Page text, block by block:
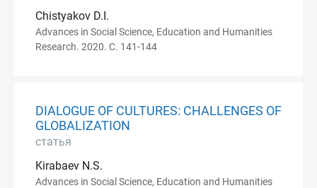
Chistyakov D.I.
Advances in Social Science, Education and Humanities
Research. 2020. С. 141-144
DIALOGUE OF CULTURES: CHALLENGES OF
GLOBALIZATION
статья
Kirabaev N.S.
Advances in Social Science, Education and Humanities